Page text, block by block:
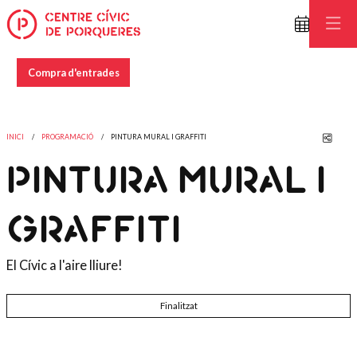
Compra d'entrades
INICI PROGRAMACIÓ PINTURA MURAL I GRAFFITI
PINTURA MURAL I
GRAFFITI
El Cívic a l'aire lliure!
Finalitzat